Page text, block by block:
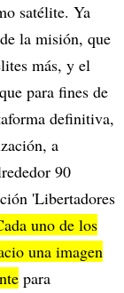
satélite. Ya
la misión, que
más, y el
para fines de
definitiva,
a
90
'Libertadores
uno de los
una imagen
para